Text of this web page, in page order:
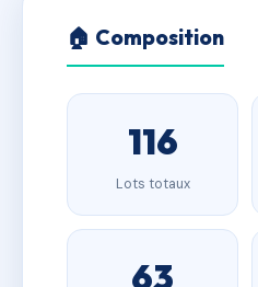
🏠 Composition
116
Lots totaux
63